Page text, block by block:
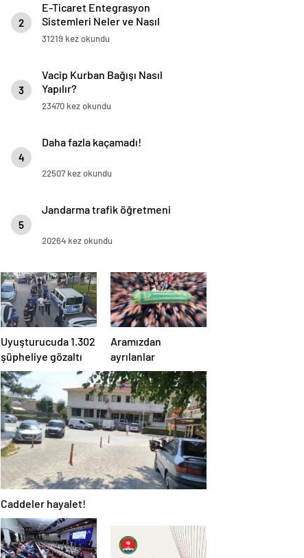
2
E-Ticaret Entegrasyon
Sistemleri Neler ve Nasıl
Yapılır?
31219 kez okundu
3
Vacip Kurban Bağışı Nasıl
Yapılır?
23470 kez okundu
4
Daha fazla kaçamadı!
22507 kez okundu
5
Jandarma trafik öğretmeni
20264 kez okundu
Uyuşturucuda 1.302
şüpheliye gözaltı
Aramızdan
ayrılanlar
Caddeler hayalet!